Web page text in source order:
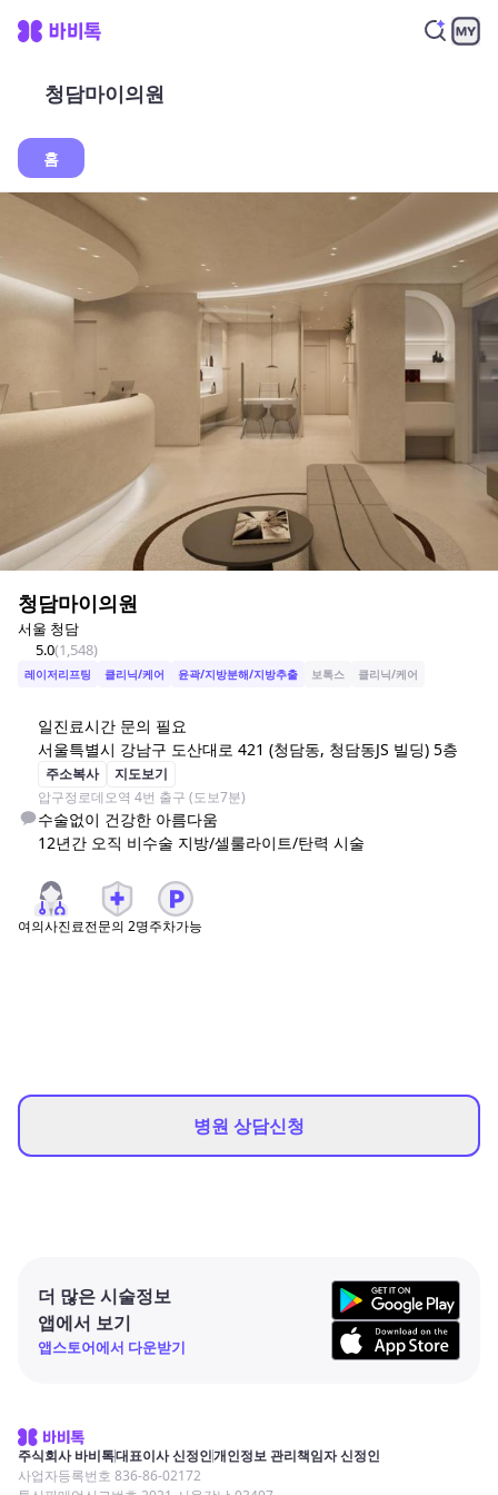
청담마이의원
홈
청담마이의원
서울 청담
5.0(1,548)
레이저리프팅 클리닉/케어 윤곽/지방분해/지방추출 보톡스 클리닉/케어
일진료시간 문의 필요
서울특별시 강남구 도산대로 421 (청담동, 청담동JS 빌딩) 5층
주소복사
지도보기
압구정로데오역 4번 출구 (도보7분)
수술없이 건강한 아름다움
12년간 오직 비수술 지방/셀룰라이트/탄력 시술
여의사진료전문의 2명주차가능
병원 상담신청
더 많은 시술정보
앱에서 보기
앱스토어에서 다운받기
주식회사 바비톡대표이사 신정인개인정보 관리책임자 신정인
사업자등록번호 836-86-02172